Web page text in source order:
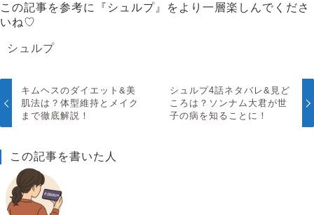
この記事を参考に『シュルプ』をより一層楽しんでくださ
いね♡
シュルプ
キムヘスのダイエット&美
肌法は？体型維持とメイク
まで徹底解説！
シュルプ4話ネタバレ&見ど
ころは？ソンナム大君が世
子の病を知ることに！
この記事を書いた人